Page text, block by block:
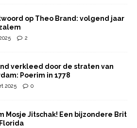
op Theo Brand: volgend jaar
2
verkleed door de straten van
Poerim in 1778
2025 0
Mosje Jitschak! Een bijzondere Brit